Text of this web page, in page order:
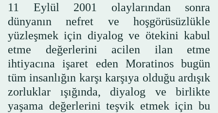
11 Eylül 2001 olaylarından sonra
dünyanın nefret ve hoşgörüsüzlükle
yüzleşmek için diyalog ve ötekini kabul
etme değerlerini acilen ilan etme
ihtiyacına işaret eden Moratinos bugün
tüm insanlığın karşı karşıya olduğu ardışık
zorluklar ışığında, diyalog ve birlikte
yaşama değerlerini teşvik etmek için bu